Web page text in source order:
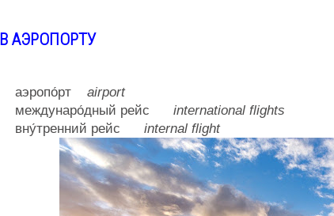
В АЭРОПОРТУ
аэропо́ртairport
междунаро́дный рейсinternational flights
вну́тренний рейсinternal flight